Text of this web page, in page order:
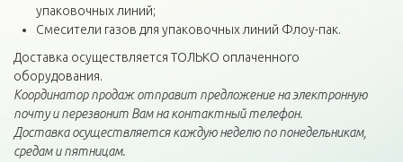
упаковочных линий;
Смесители газов для упаковочных линий Флоу-пак.
Доставка осуществляется ТОЛЬКО оплаченного
оборудования.
Координатор продаж отправит предложение на электронную
почту и перезвонит Вам на контактный телефон.
Доставка осуществляется каждую неделю по понедельникам,
средам и пятницам.